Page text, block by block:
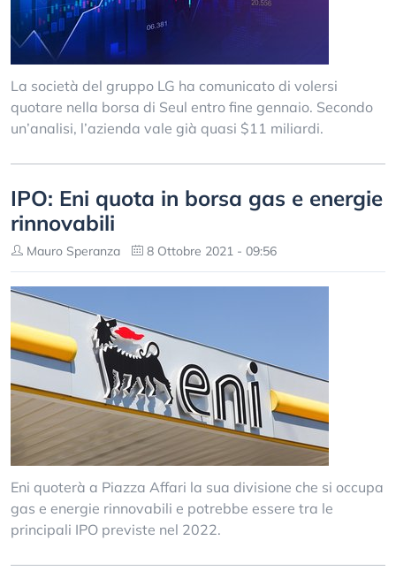
La società del gruppo LG ha comunicato di volersi
quotare nella borsa di Seul entro fine gennaio. Secondo
un’analisi, l’azienda vale già quasi $11 miliardi.
IPO: Eni quota in borsa gas e energie
rinnovabili
Mauro Speranza 8 Ottobre 2021 - 09:56
Eni quoterà a Piazza Affari la sua divisione che si occupa
gas e energie rinnovabili e potrebbe essere tra le
principali IPO previste nel 2022.